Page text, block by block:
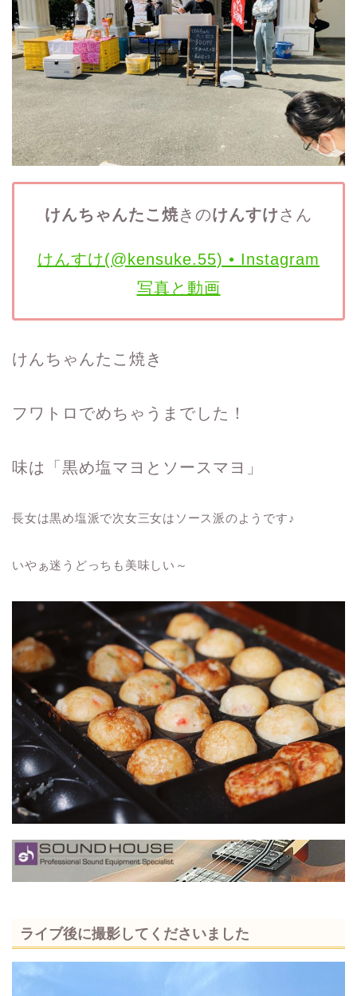
けんちゃんたこ焼きのけんすけさん
けんすけ(@kensuke.55) • Instagram
写真と動画
けんちゃんたこ焼き
フワトロでめちゃうまでした！
味は「黒め塩マヨとソースマヨ」
長女は黒め塩派で次女三女はソース派のようです♪
いやぁ迷うどっちも美味しい～
ライブ後に撮影してくださいました